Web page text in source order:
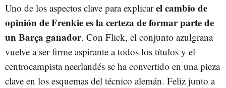
Uno de los aspectos clave para explicarel cambio de
opinión de Frenkie es la certeza de formar parte de
un Barça ganador. Con Flick, el conjunto azulgrana
vuelve a ser firme aspirante a todos los títulos y el
centrocampista neerlandés se ha convertido en una pieza
clave en los esquemas del técnico alemán. Feliz junto a